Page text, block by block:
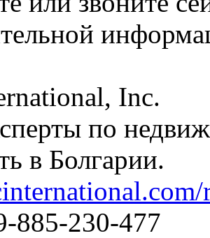
Inc.
по
в Болгарии.
885-230-477